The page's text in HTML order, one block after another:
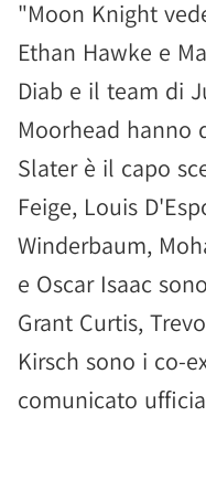
"Moon Knight
Ethan Hawke e
Diab e il team di
Moorhead hanno
Slater è il capo
Feige, Louis
Winderbaum,
e Oscar Isaac
Grant Curtis,
Kirsch sono i co-
comunicato